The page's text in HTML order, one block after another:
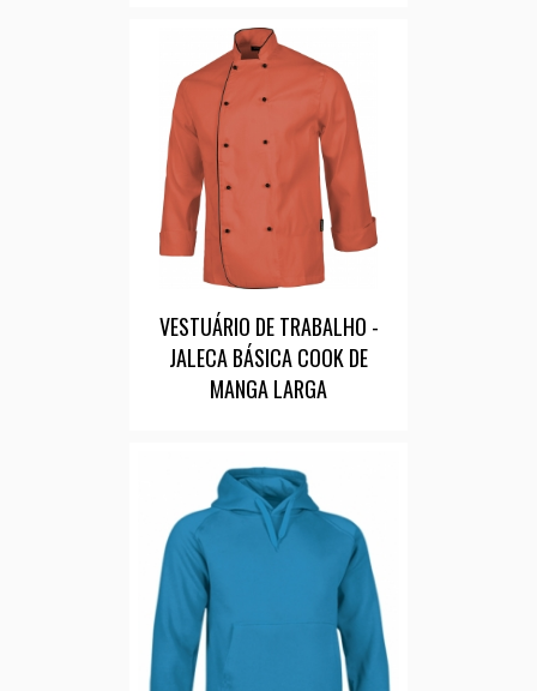
VESTUÁRIO DE TRABALHO -
JALECA BÁSICA COOK DE
MANGA LARGA